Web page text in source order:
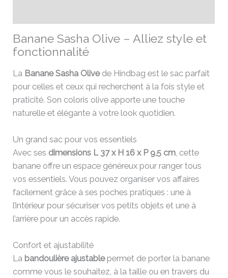
Banane Sasha Olive – Alliez style et
fonctionnalité
La Banane Sasha Olivede Hindbag est le sac parfait
pour celles et ceux qui recherchent à la fois style et
praticité. Son coloris olive apporte une touche
naturelle et élégante à votre look quotidien.
Un grand sac pour vos essentiels
Avec ses dimensions L 37 x H 16 x P 9,5 cm, cette
banane offre un espace généreux pour ranger tous
vos essentiels. Vous pouvez organiser vos affaires
facilement grâce à ses poches pratiques : une à
l’intérieur pour sécuriser vos petits objets et une à
l’arrière pour un accès rapide.
Confort et ajustabilité
La bandoulière ajustablepermet de porter la banane
comme vous le souhaitez, à la taille ou en travers du